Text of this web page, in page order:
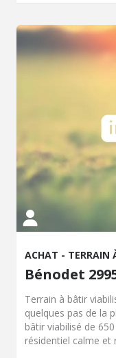
ACHAT - TERRAIN
Bénodet
Terrain à bâtir
quelques pas de la
bâtir viabilisé de
résidentiel calme et